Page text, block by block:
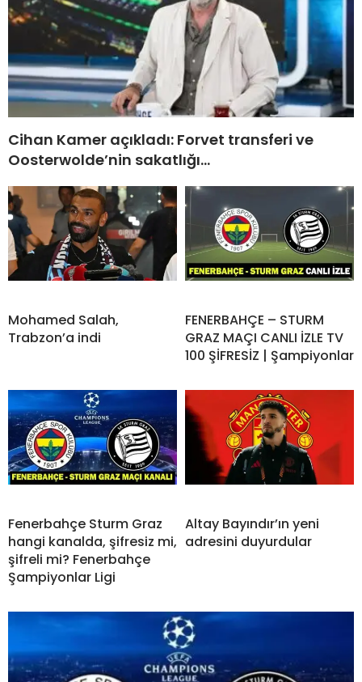
Cihan Kamer açıkladı: Forvet transferi ve
Oosterwolde’nin sakatlığı…
Mohamed Salah,
Trabzon’a indi
FENERBAHÇE – STURM
GRAZ MAÇI CANLI İZLE TV
100 ŞİFRESİZ | Şampiyonlar
Fenerbahçe Sturm Graz
hangi kanalda, şifresiz mi,
şifreli mi? Fenerbahçe
Şampiyonlar Ligi
Altay Bayındır’ın yeni
adresini duyurdular